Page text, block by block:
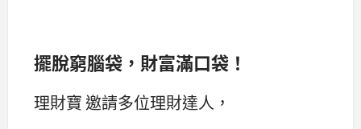
擺脫窮腦袋，財富滿口袋！
理財寶 邀請多位理財達人，